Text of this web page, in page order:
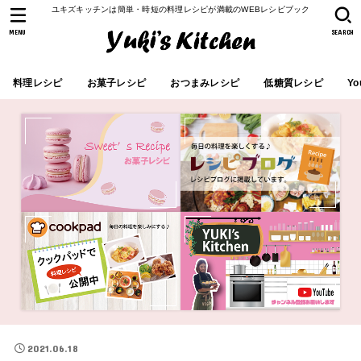
ユキズキッチンは簡単・時短の料理レシピが満載のWEBレシピブック
料理レシピ お菓子レシピ おつまみレシピ 低糖質レシピ
SEARCH
MENU
2021.06.18